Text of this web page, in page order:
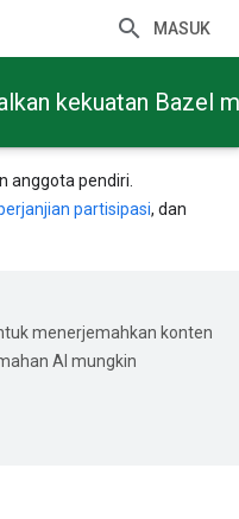
MASUK
kekuatan Bazel
anggota pendiri.
partisipasi, dan
menerjemahkan konten
AI mungkin